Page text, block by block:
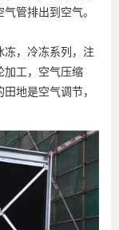
管排出到空气。
，冷冻系列，注
加工，空气压缩
地是空气调节，